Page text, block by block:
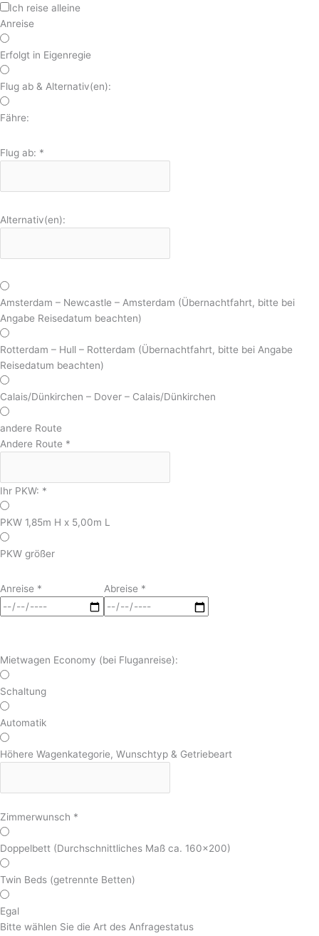
Ich reise alleine
Anreise
Erfolgt in Eigenregie
Flug ab & Alternativ(en):
Fähre:
Flug ab: *
Alternativ(en):
Amsterdam – Newcastle – Amsterdam (Übernachtfahrt, bitte bei
Angabe Reisedatum beachten)
Rotterdam – Hull – Rotterdam (Übernachtfahrt, bitte bei Angabe
Reisedatum beachten)
Calais/Dünkirchen – Dover – Calais/Dünkirchen
andere Route
Andere Route *
Ihr PKW: *
PKW 1,85m H x 5,00m L
PKW größer
Anreise * Abreise *
Mietwagen Economy (bei Fluganreise):
Schaltung
Automatik
Höhere Wagenkategorie, Wunschtyp & Getriebeart
Zimmerwunsch *
Doppelbett (Durchschnittliches Maß ca. 160x200)
Twin Beds (getrennte Betten)
Egal
Bitte wählen Sie die Art des Anfragestatus